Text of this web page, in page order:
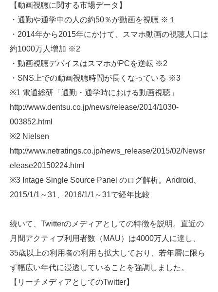
【動画視聴に関する市場データ】
・通勤や通学中の人の約50％が動画を視聴 ※１
・2014年から2015年にかけて、スマホ動画の視聴人口は
約1000万人増加 ※2
・動画視聴デバイスはスマホがPCを逆転 ※2
・SNS上での動画視聴時間が長くなっている ※3
※1 電通総研「通勤・通学時における動画視聴」
http://www.dentsu.co.jp/news/release/2014/1030-
003852.html
※2 Nielsen
http://www.netratings.co.jp/news_release/2015/02/Newsr
elease20150224.html
※3 Intage Single Source Panel のログ解析。Android、
2015/1/1～31、2016/1/1～31で経年比較
続いて、Twitterのメディアとしての特徴を説明。直近の
月間アクティブ利用者数（MAU）は4000万人に達し、
35歳以上の利用者の利用も拡大しており、若年層に限ら
ず幅広い年代に浸透していることを強調しました。
【リーチメディアとしてのTwitter】